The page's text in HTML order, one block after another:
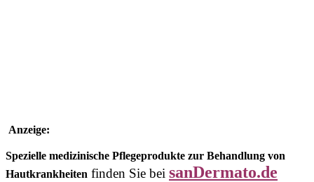
Anzeige:
Spezielle medizinische Pflegeprodukte zur Behandlung von
Hautkrankheiten finden Sie bei sanDermato.de